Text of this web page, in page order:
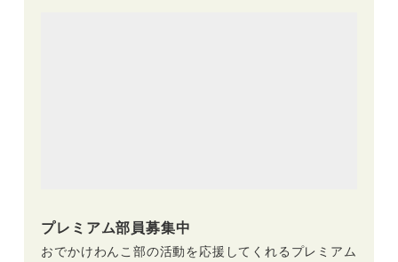
プレミアム部員募集中
おでかけわんこ部の活動を応援してくれるプレミアム